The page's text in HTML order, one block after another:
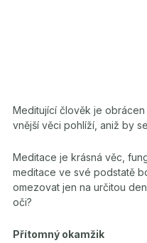
Meditující člověk je obrácen
vnější věci pohlíží, aniž by
Meditace je krásná věc,
meditace ve své podstatě
omezovat jen na určitou
oči?
Přítomný okamžik